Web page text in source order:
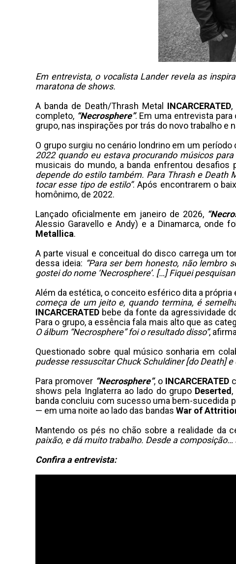
Em entrevista, o vocalista Lander revela as
maratona de shows.
A banda de Death/Thrash Metal INCARCERATED,
completo, “Necrosphere”. Em uma entrevista para
grupo, nas inspirações por trás do novo trabalho
O grupo surgiu no cenário londrino em um
2022 quando eu estava procurando músicos
musicais do mundo, a banda enfrentou desafios
depende do estilo também. Para Thrash e Death
tocar esse tipo de estilo”. Após encontrarem o
homônimo, de 2022.
Lançado oficialmente em janeiro de 2026,
Alessio Garavello e Andy) e a Dinamarca, onde
Metallica.
A parte visual e conceitual do disco carrega um
dessa ideia: “Para ser bem honesto, não
gostei do nome ‘Necrosphere’. […] Fiquei
Além da estética, o conceito esférico dita a
começa de um jeito e, quando termina, é
INCARCERATED bebe da fonte da agressividade
Para o grupo, a essência fala mais alto que as
O álbum “Necrosphere” foi o resultado disso”, afirma
Questionado sobre qual músico sonharia em
pudesse ressuscitar Chuck Schuldiner [do Death]
Para promover “Necrosphere”, o INCARCERATED
shows pela Inglaterra ao lado do grupo Deserted
banda concluiu com sucesso uma bem-sucedida
— em uma noite ao lado das bandas War of
Mantendo os pés no chão sobre a realidade da
paixão, e dá muito trabalho. Desde a
Confira a entrevista: